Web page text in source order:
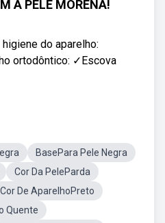
A PELE MORENA!
do aparelho:
ortodôntico: ✓Escova
BasePara Pele Negra
Cor Da PeleParda
Cor De AparelhoPreto
Quente